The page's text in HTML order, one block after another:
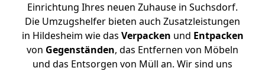
Einrichtung Ihres neuen Zuhause in Suchsdorf.
Die Umzugshelfer bieten auch Zusatzleistungen
in Hildesheim wie das Verpacken und Entpacken
von Gegenständen, das Entfernen von Möbeln
und das Entsorgen von Müll an. Wir sind uns